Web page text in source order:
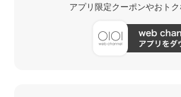
アプリ限定クーポンやおトク